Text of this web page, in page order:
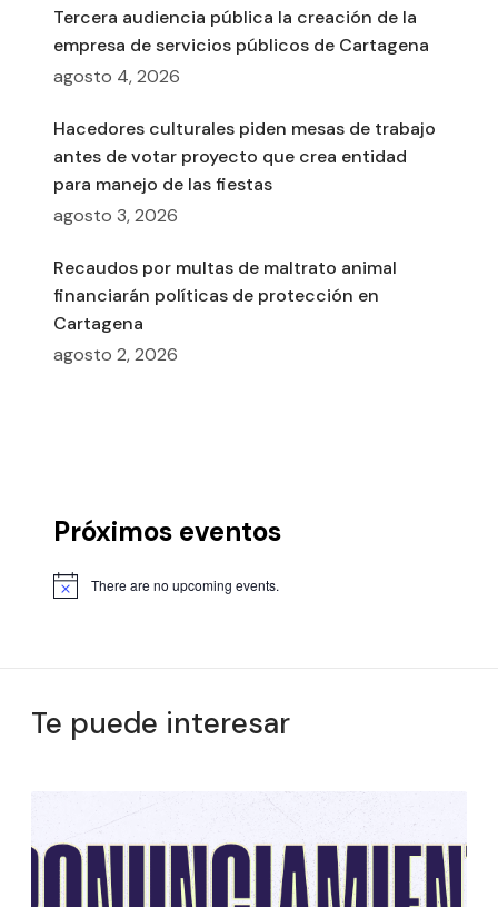
Tercera audiencia pública la creación de la
empresa de servicios públicos de Cartagena
agosto 4, 2026
Hacedores culturales piden mesas de trabajo
antes de votar proyecto que crea entidad
para manejo de las fiestas
agosto 3, 2026
Recaudos por multas de maltrato animal
financiarán políticas de protección en
Cartagena
agosto 2, 2026
Próximos eventos
There are no upcoming events.
Te puede interesar